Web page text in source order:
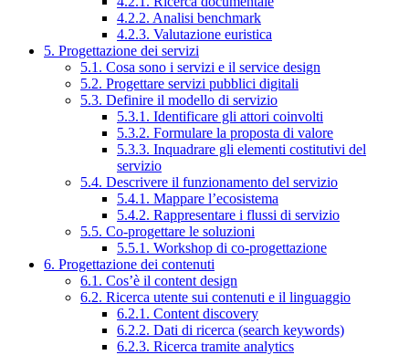
4.2.2. Analisi benchmark
4.2.3. Valutazione euristica
5. Progettazione dei servizi
5.1. Cosa sono i servizi e il service design
5.2. Progettare servizi pubblici digitali
5.3. Definire il modello di servizio
5.3.1. Identificare gli attori coinvolti
5.3.2. Formulare la proposta di valore
5.3.3. Inquadrare gli elementi costitutivi del
servizio
5.4. Descrivere il funzionamento del servizio
5.4.1. Mappare l’ecosistema
5.4.2. Rappresentare i flussi di servizio
5.5. Co-progettare le soluzioni
5.5.1. Workshop di co-progettazione
6. Progettazione dei contenuti
6.1. Cos’è il content design
6.2. Ricerca utente sui contenuti e il linguaggio
6.2.1. Content discovery
6.2.2. Dati di ricerca (search keywords)
6.2.3. Ricerca tramite analytics